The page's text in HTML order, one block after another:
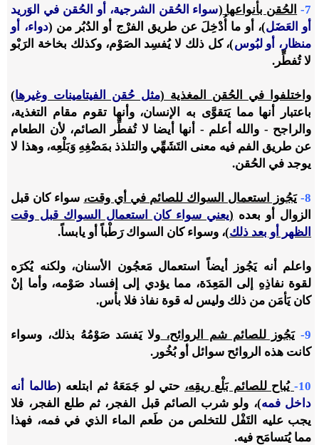
7- الحُقن بأنواعها (سواء الحُقن الشرجية، أو الحُقن في الوَريد
أو العَضَل)، أو ما أُدْخِلَ عن طريق الفرْج أو الدُبُر من (دواء، أو
منظار، أو لبُوس)، كل ذلك لا يُفسِد الصَوْم، وكذلك بخاخة الرَبْو
لا تُفطِّر.
واختلفوا في الحُقن المغذية (مثل حُقن الفيتامينات وغيرها)
باعتبار أنها مما يَتقوَّى به الإنسان، وأنها تقوم مقام التغذية،
والراجح - والله أعلم - أنها أيضا لا تُفطِّر الصائم، لأن الطعام
عن طريق الفم فيه معنى التَشَهِّي والتلذذ بمَضْغِهِ وَبَلْعِه، وهذا لا
يوجد في الحُقن.
8- يَجُوز استعمال السواك للصائم في أي وقت، سواء كان قبل
الزوال أو بعده (يعني سواء كان استعمال السواك قبل وقت
الظهر أو بعد ذلك)، وسواء كان السواك رَطْباً أو يابساً.
واعلم أنه يَجُوز أيضاً استعمال مَعجُون الأسنان، ولكنه يُكرَه
لقوة نفاذِهِ إلى المَعِدَة، مما يؤدي إلى إفساد صَوْمه، وأما إنْ
كان يَأمَن من ذلك وليس له قوة نفاذ فلا بأس.
9- يَجُوز للصائم شم الروائح، ولا يَفسَد صَوْمُهُ بذلك، وسواء
كانت هذه الروائح سوائل أو بُخُور.
10- يُباح للصائم بَلْع ريقِه، حتي لو جَمَعَهُ ثم ابتلعه (طالما أنه
داخل فمه)، ولو شرب الصائم قبل الفجر، ثم طلع الفجر، فلا
يجب عليه التَفْل للتخلص من طَعم الماء الذي في فمه، فهذا
مما يُتسامَح فيه.